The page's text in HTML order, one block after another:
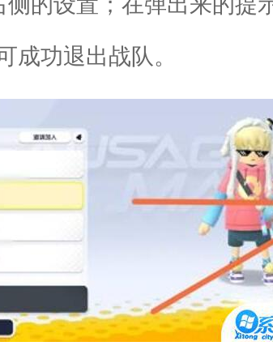
成功退出战队。